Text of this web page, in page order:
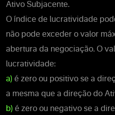
Ativo Subjacente.
O índice de lucratividade
não pode exceder o valor
abertura da negociação. O
lucratividade:
a) é zero ou positivo se a
a mesma que a direção do
b) é zero ou negativo se a